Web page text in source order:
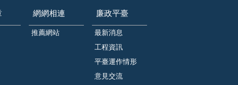
網網相連
推薦網站
廉政平臺
最新消息
工程資訊
平臺運作情形
意見交流